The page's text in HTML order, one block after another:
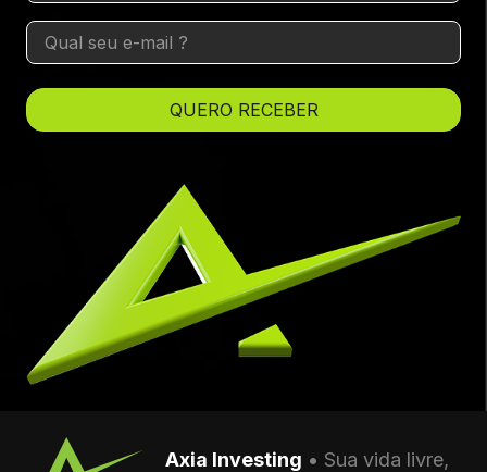
E-
mail
(obrigatório)
Axia Investing • Sua vida livre,